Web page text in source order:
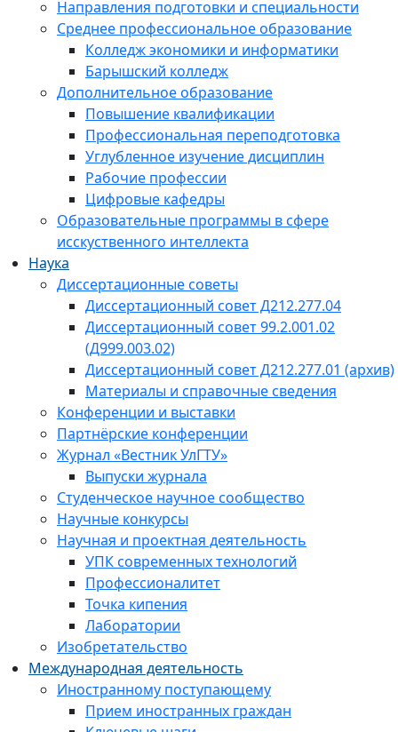
Направления подготовки и специальности
Среднее профессиональное образование
Колледж экономики и информатики
Барышский колледж
Дополнительное образование
Повышение квалификации
Профессиональная переподготовка
Углубленное изучение дисциплин
Рабочие профессии
Цифровые кафедры
Образовательные программы в сфере
исскуственного интеллекта
Наука
Диссертационные советы
Диссертационный совет Д212.277.04
Диссертационный совет 99.2.001.02
(Д999.003.02)
Диссертационный совет Д212.277.01 (архив)
Материалы и справочные сведения
Конференции и выставки
Партнёрские конференции
Журнал «Вестник УлГТУ»
Выпуски журнала
Студенческое научное сообщество
Научные конкурсы
Научная и проектная деятельность
УПК современных технологий
Профессионалитет
Точка кипения
Лаборатории
Изобретательство
Международная деятельность
Иностранному поступающему
Прием иностранных граждан